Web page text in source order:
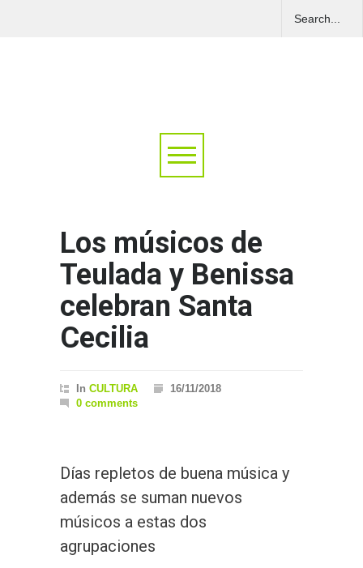
Los músicos de
Teulada y Benissa
celebran Santa
Cecilia
In CULTURA
16/11/2018
0 comments
Días repletos de buena música y
además se suman nuevos
músicos a estas dos
agrupaciones